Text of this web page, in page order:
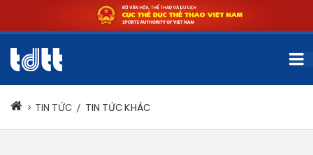
TIN TỨC / TIN TỨC KHÁC